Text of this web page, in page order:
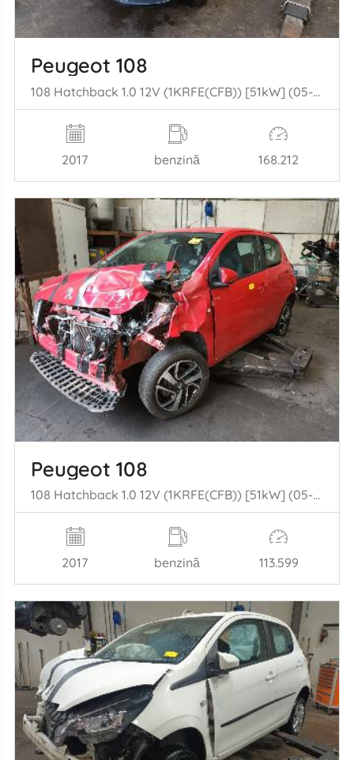
Peugeot 108
108 Hatchback 1.0 12V (1KRFE(CFB)) [51kW] (05-2014/...)
2017 benzină 168.212
Peugeot 108
108 Hatchback 1.0 12V (1KRFE(CFB)) [51kW] (05-2014/...)
2017 benzină 113.599